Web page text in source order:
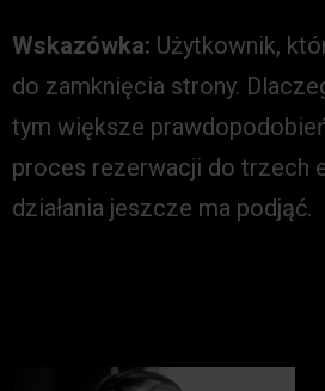
Wskazówka: Użytkownik,
do zamknięcia strony.
tym większe
proces rezerwacji do trzech
działania jeszcze ma podjąć.